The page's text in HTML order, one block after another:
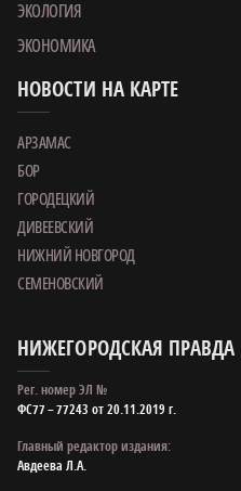
ЭКОЛОГИЯ
ЭКОНОМИКА
НОВОСТИ НА КАРТЕ
АРЗАМАС
БОР
ГОРОДЕЦКИЙ
ДИВЕЕВСКИЙ
НИЖНИЙ НОВГОРОД
СЕМЕНОВСКИЙ
НИЖЕГОРОДСКАЯ ПРАВДА
Рег. номер ЭЛ №
ФС77 – 77243 от 20.11.2019 г.
Главный редактор издания:
Авдеева Л.А.